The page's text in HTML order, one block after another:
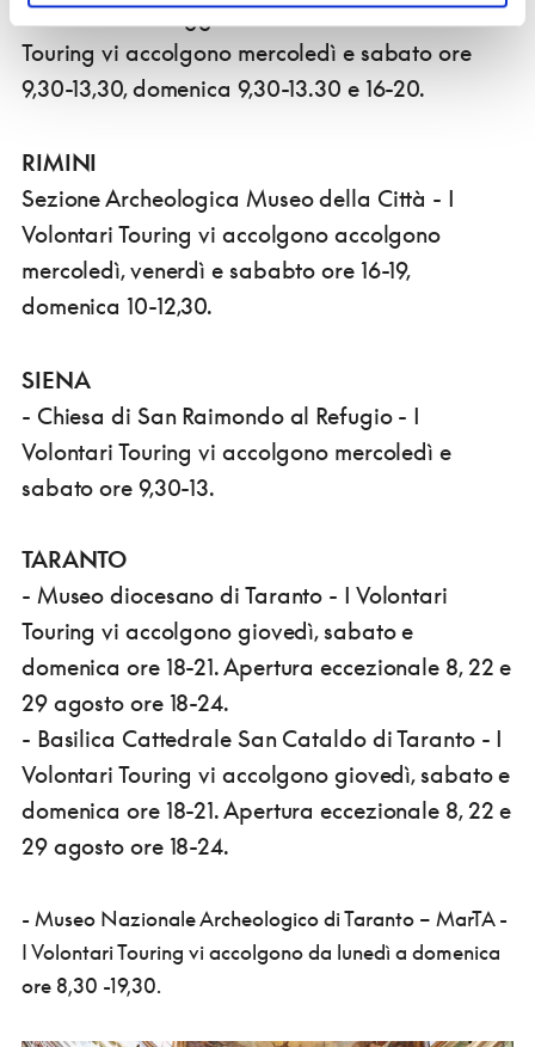
Nazionale di Reggio Calabria - I Volontari
Touring vi accolgono mercoledì e sabato ore
9,30-13,30, domenica 9,30-13.30 e 16-20.
RIMINI
Sezione Archeologica Museo della Città - I
Volontari Touring vi accolgono accolgono
mercoledì, venerdì e sababto ore 16-19,
domenica 10-12,30.
SIENA
- Chiesa di San Raimondo al Refugio - I
Volontari Touring vi accolgono mercoledì e
sabato ore 9,30-13.
TARANTO
- Museo diocesano di Taranto - I Volontari
Touring vi accolgono giovedì, sabato e
domenica ore 18-21. Apertura eccezionale 8, 22 e
29 agosto ore 18-24.
- Basilica Cattedrale San Cataldo di Taranto - I
Volontari Touring vi accolgono giovedì, sabato e
domenica ore 18-21. Apertura eccezionale 8, 22 e
29 agosto ore 18-24.
- Museo Nazionale Archeologico di Taranto – MarTA -
I Volontari Touring vi accolgono da lunedì a domenica
ore 8,30 -19,30.